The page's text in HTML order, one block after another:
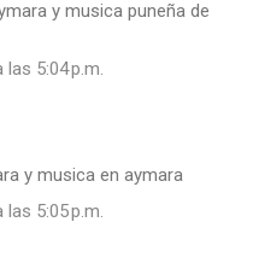
y musica puneña de
5:04 p.m.
y musica en aymara
5:05 p.m.